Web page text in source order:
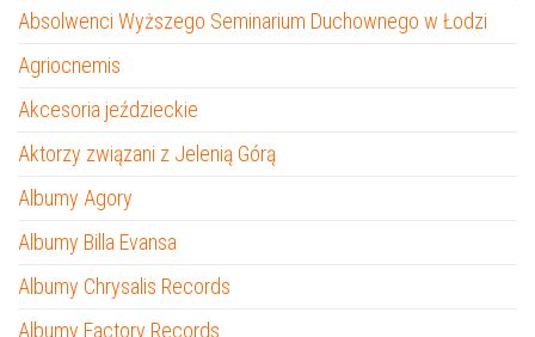
Absolwenci Wyższego Seminarium Duchownego w Łodzi
Agriocnemis
Akcesoria jeździeckie
Aktorzy związani z Jelenią Górą
Albumy Agory
Albumy Billa Evansa
Albumy Chrysalis Records
Albumy Factory Records